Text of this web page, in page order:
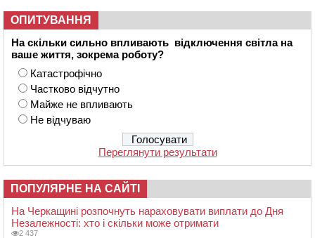
ОПИТУВАННЯ
На скільки сильно впливають відключення світла на
ваше життя, зокрема роботу?
Катастрофічно
Частково відчутно
Майже не впливають
Не відчуваю
Переглянути результати
ПОПУЛЯРНЕ НА САЙТІ
На Черкащині розпочнуть нараховувати виплати до Дня
Незалежності: хто і скільки може отримати
2 437